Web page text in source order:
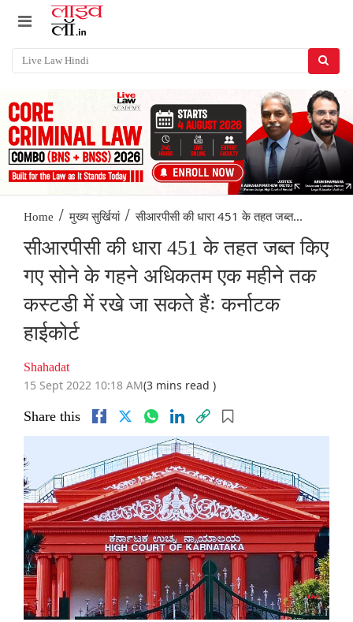
Home / मुख्य सुर्खियां / सीआरपीसी की धारा 451 के तहत जब्त...
सीआरपीसी की धारा 451 के तहत जब्त किए
गए सोने के गहने अधिकतम एक महीने तक
कस्टडी में रखे जा सकते हैंः कर्नाटक
हाईकोर्ट
Shahadat
15 Sept 2022 10:18 AM(3 mins read )
Share this